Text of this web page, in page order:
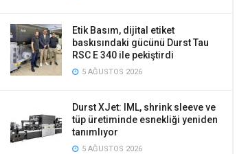
Etik Basım, dijital etiket
baskısındaki gücünü Durst Tau
RSC E 340 ile pekiştirdi
5 AĞUSTOS 2026
Durst XJet: IML, shrink sleeve ve
tüp üretiminde esnekliği yeniden
tanımlıyor
5 AĞUSTOS 2026